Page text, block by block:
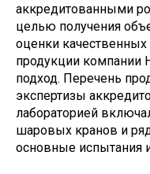
аккредитованными
целью получения
оценки
продукции компании
подход. Перечень
экспертизы
лабораторией
шаровых кранов и
основные испытания